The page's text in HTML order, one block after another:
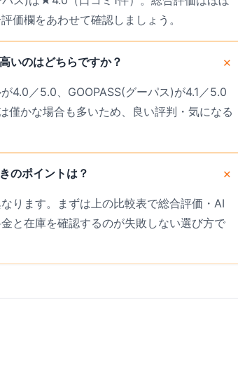
価欄をあわせて確認しましょう。
いのはどちらですか？
4.0／5.0、GOOPASS(グーパス)が4.1／5.0
僅かな場合も多いため、良い評判・気になる
のポイントは？
ります。まずは上の比較表で総合評価・AI
と在庫を確認するのが失敗しない選び方で